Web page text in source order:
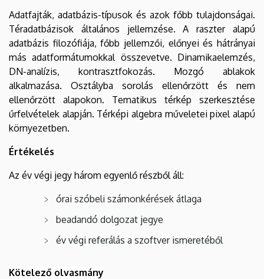
Adatfajták, adatbázis-típusok és azok főbb tulajdonságai.
Téradatbázisok általános jellemzése. A raszter alapú
adatbázis filozófiája, főbb jellemzői, előnyei és hátrányai
más adatformátumokkal összevetve. Dinamikaelemzés,
DN-analízis, kontrasztfokozás. Mozgó ablakok
alkalmazása. Osztályba sorolás ellenőrzött és nem
ellenőrzött alapokon. Tematikus térkép szerkesztése
űrfelvételek alapján. Térképi algebra műveletei pixel alapú
környezetben.
Értékelés
Az év végi jegy három egyenlő részből áll:
órai szóbeli számonkérések átlaga
beadandó dolgozat jegye
év végi referálás a szoftver ismeretéből
Kötelező olvasmány